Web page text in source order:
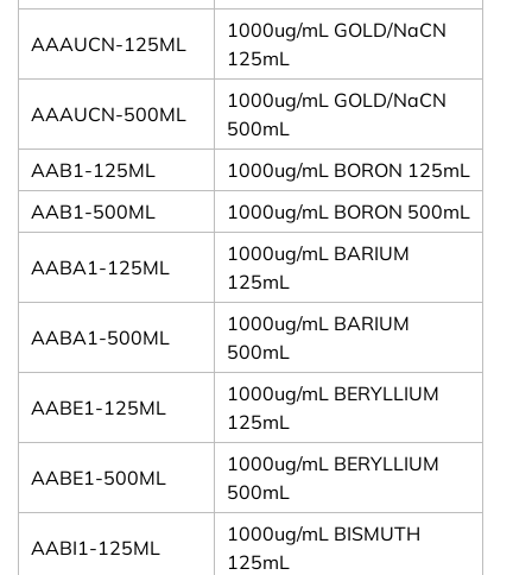
AAAUCN-125ML
1000ug/mL GOLD/NaCN
125mL
AAAUCN-500ML
1000ug/mL GOLD/NaCN
500mL
AAB1-125ML
1000ug/mL BORON 125mL
AAB1-500ML
1000ug/mL BORON 500mL
AABA1-125ML
1000ug/mL BARIUM
125mL
AABA1-500ML
1000ug/mL BARIUM
500mL
AABE1-125ML
1000ug/mL BERYLLIUM
125mL
AABE1-500ML
1000ug/mL BERYLLIUM
500mL
AABI1-125ML
1000ug/mL BISMUTH
125mL